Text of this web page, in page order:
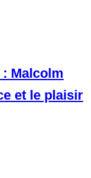
Malcolm
et le plaisir